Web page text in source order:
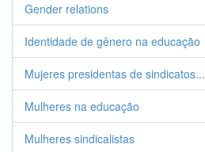
Gender relations
Identidade de gênero na educação
Mujeres presidentas de sindicatos...
Mulheres na educação
Mulheres sindicalistas